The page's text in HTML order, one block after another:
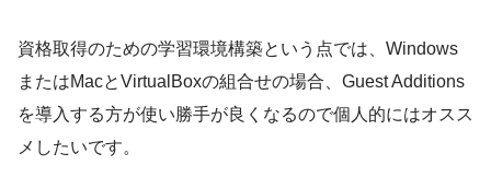
資格取得のための学習環境構築という点では、Windows
またはMacとVirtualBoxの組合せの場合、Guest Additions
を導入する方が使い勝手が良くなるので個人的にはオスス
メしたいです。